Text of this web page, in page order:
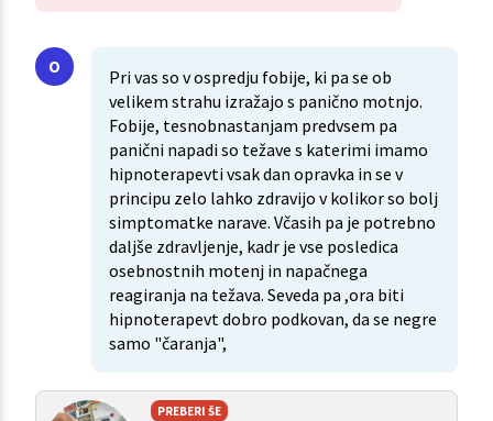
Pri vas so v ospredju fobije, ki pa se ob
velikem strahu izražajo s panično motnjo.
Fobije, tesnobnastanjam predvsem pa
panični napadi so težave s katerimi imamo
hipnoterapevti vsak dan opravka in se v
principu zelo lahko zdravijo v kolikor so bolj
simptomatke narave. Včasih pa je potrebno
daljše zdravljenje, kadr je vse posledica
osebnostnih motenj in napačnega
reagiranja na težava. Seveda pa ,ora biti
hipnoterapevt dobro podkovan, da se negre
samo "čaranja",
PREBERI ŠE